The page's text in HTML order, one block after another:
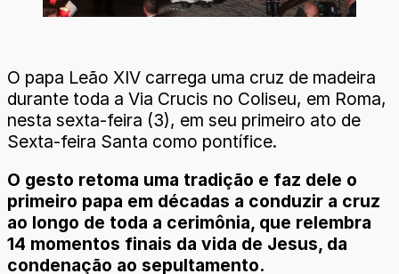
O papa Leão XIV carrega uma cruz de madeira
durante toda a Via Crucis no Coliseu, em Roma,
nesta sexta-feira (3), em seu primeiro ato de
Sexta-feira Santa como pontífice.
O gesto retoma uma tradição e faz dele o
primeiro papa em décadas a conduzir a cruz
ao longo de toda a cerimônia, que relembra
14 momentos finais da vida de Jesus, da
condenação ao sepultamento.